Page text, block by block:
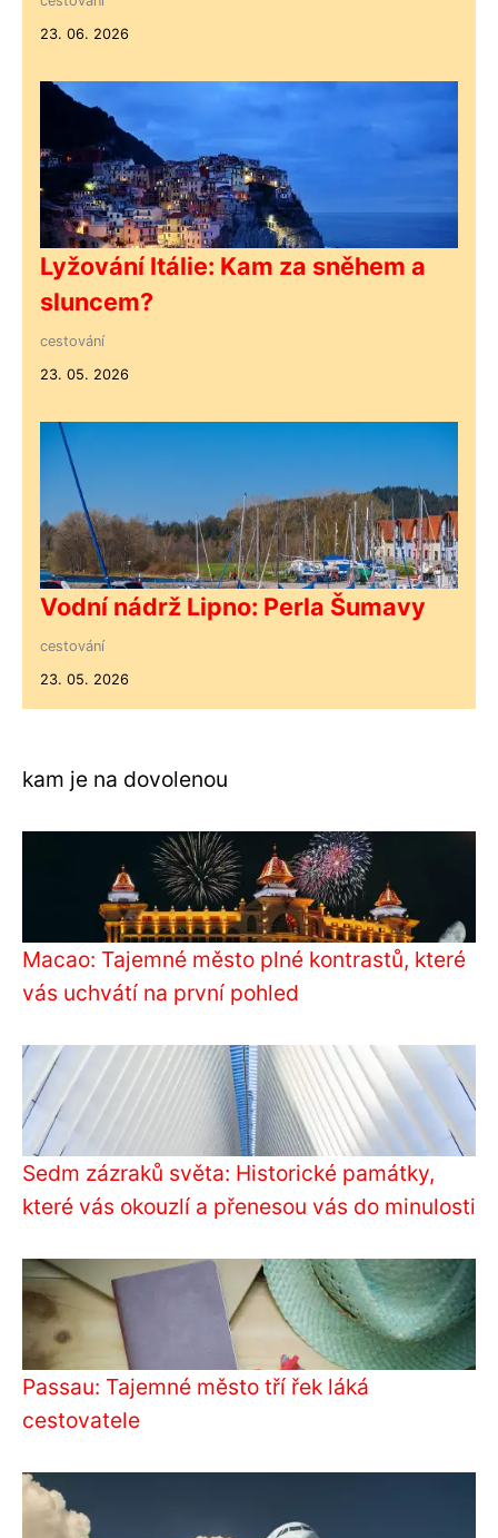
23. 06. 2026
Lyžování Itálie: Kam za sněhem a
sluncem?
cestování
23. 05. 2026
Vodní nádrž Lipno: Perla Šumavy
cestování
23. 05. 2026
kam je na dovolenou
Macao: Tajemné město plné kontrastů, které
vás uchvátí na první pohled
Sedm zázraků světa: Historické památky,
které vás okouzlí a přenesou vás do minulosti
Passau: Tajemné město tří řek láká
cestovatele